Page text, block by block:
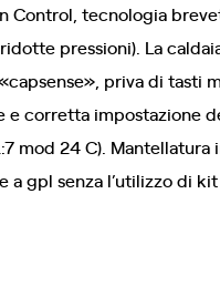
tecnologia
pressioni). La
priva di tasti
corretta impostazione
mod 24 C).
a gpl senza l’utilizzo di